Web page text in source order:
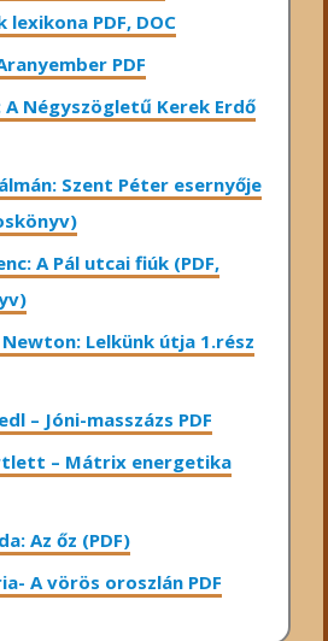
PDF, DOC
PDF
A Négyszögletű Kerek Erdő
Szent Péter esernyője
A Pál utcai fiúk (PDF,
Lelkünk útja 1.rész
– Jóni-masszázs PDF
– Mátrix energetika
Az őz (PDF)
A vörös oroszlán PDF